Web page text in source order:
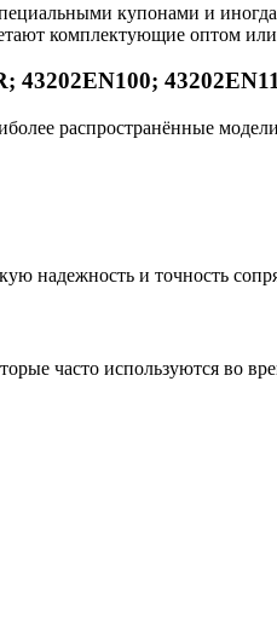
купонами и
комплектующие оптом или
43202EN100;
распространённые
надежность и точность
часто используются во